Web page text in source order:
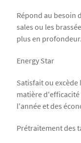
Répond au besoin
sales ou les
plus en profondeur.
Energy Star
Satisfait ou
matière
l'année et des
Prétraitement des